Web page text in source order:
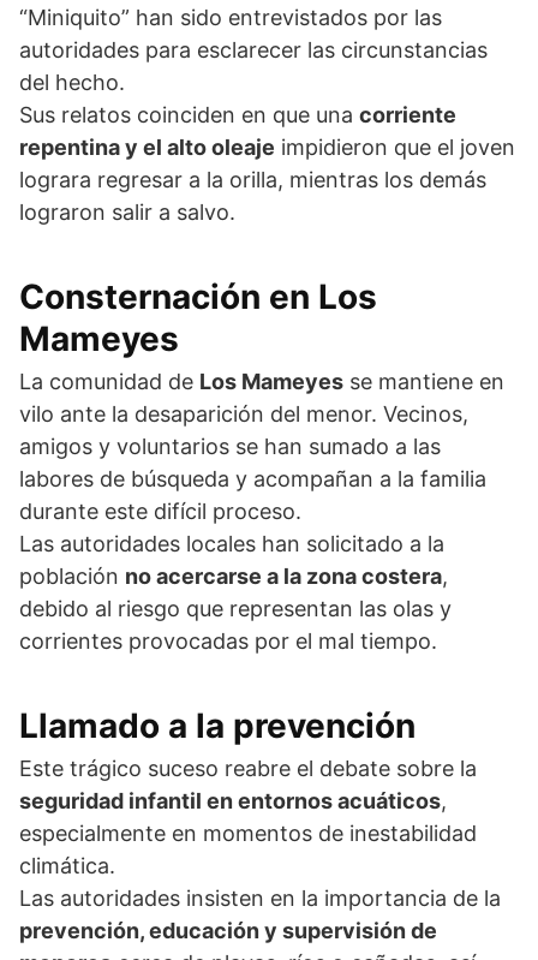
“Miniquito” han sido entrevistados por las
autoridades para esclarecer las circunstancias
del hecho.
Sus relatos coinciden en que una corriente
repentina y el alto oleaje impidieron que el joven
lograra regresar a la orilla, mientras los demás
lograron salir a salvo.
Consternación en Los
Mameyes
La comunidad de Los Mameyes se mantiene en
vilo ante la desaparición del menor. Vecinos,
amigos y voluntarios se han sumado a las
labores de búsqueda y acompañan a la familia
durante este difícil proceso.
Las autoridades locales han solicitado a la
población no acercarse a la zona costera,
debido al riesgo que representan las olas y
corrientes provocadas por el mal tiempo.
Llamado a la prevención
Este trágico suceso reabre el debate sobre la
seguridad infantil en entornos acuáticos,
especialmente en momentos de inestabilidad
climática.
Las autoridades insisten en la importancia de la
prevención, educación y supervisión de